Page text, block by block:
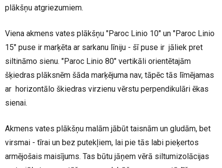
plākšņu atgriezumiem.
Viena akmens vates plākšņu "Paroc Linio 10" un "Paroc Linio
15" puse ir marķēta ar sarkanu līniju - šī puse ir jāliek pret
siltināmo sienu. "Paroc Linio 80" vertikāli orientētajām
šķiedras plāksnēm šāda marķējuma nav, tāpēc tās līmējamas
ar horizontālo škiedras virzienu vērstu perpendikulāri ēkas
sienai.
Akmens vates plākšņu malām jābūt taisnām un gludām, bet
virsmai - tīrai un bez putekļiem, lai pie tās labi pieķertos
armējošais maisījums. Tas būtu jāņem vērā siltumizolācijas